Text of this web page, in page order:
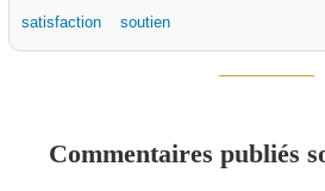
satisfaction
soutien
Commentaires publiés